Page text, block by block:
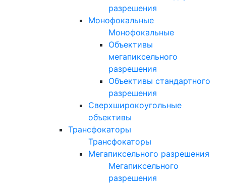
разрешения
Монофокальные
Монофокальные
Объективы
мегапиксельного
разрешения
Объективы стандартного
разрешения
Сверхширокоугольные
объективы
Трансфокаторы
Трансфокаторы
Мегапиксельного разрешения
Мегапиксельного
разрешения